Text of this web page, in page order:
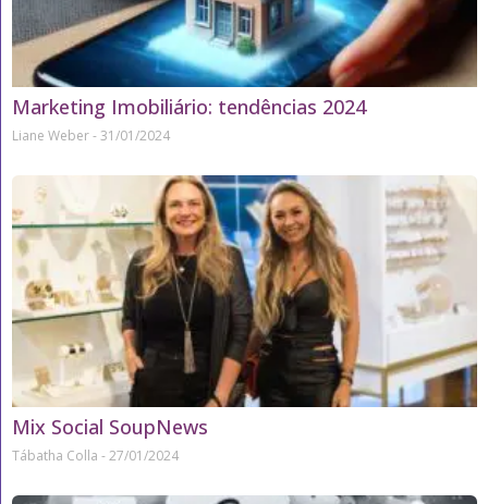
Marketing Imobiliário: tendências 2024
Liane Weber 31/01/2024
Mix Social SoupNews
Tábatha Colla 27/01/2024